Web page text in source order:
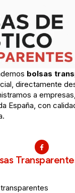
bolsas
directamente
a
España, con